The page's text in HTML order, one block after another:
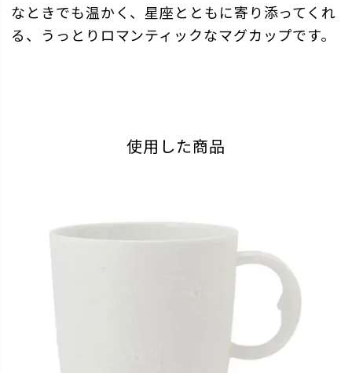
なときでも温かく、星座とともに寄り添ってくれ
る、うっとりロマンティックなマグカップです。
使用した商品